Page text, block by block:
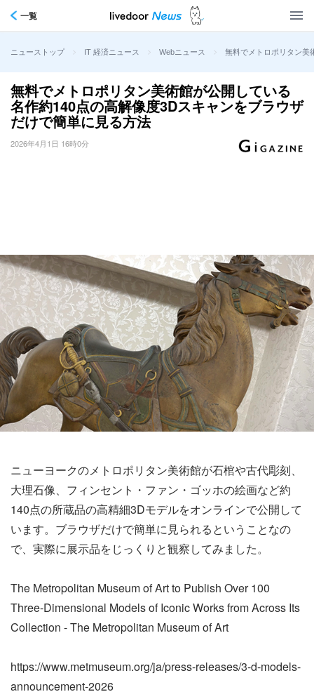
一覧
ニューストップ > IT 経済ニュース > Webニュース > 無料でメトロポリタン美
無料でメトロポリタン美術館が公開している
名作約140点の高解像度3Dスキャンをブラウザ
だけで簡単に見る方法
2026年4月1日 16時0分
ニューヨークのメトロポリタン美術館が石棺や古代彫刻、
大理石像、フィンセント・ファン・ゴッホの絵画など約
140点の所蔵品の高精細3Dモデルをオンラインで公開して
います。ブラウザだけで簡単に見られるということなの
で、実際に展示品をじっくりと観察してみました。
The Metropolitan Museum of Art to Publish Over 100
Three-Dimensional Models of Iconic Works from Across Its
Collection - The Metropolitan Museum of Art
https://www.metmuseum.org/ja/press-releases/3-d-models-
announcement-2026